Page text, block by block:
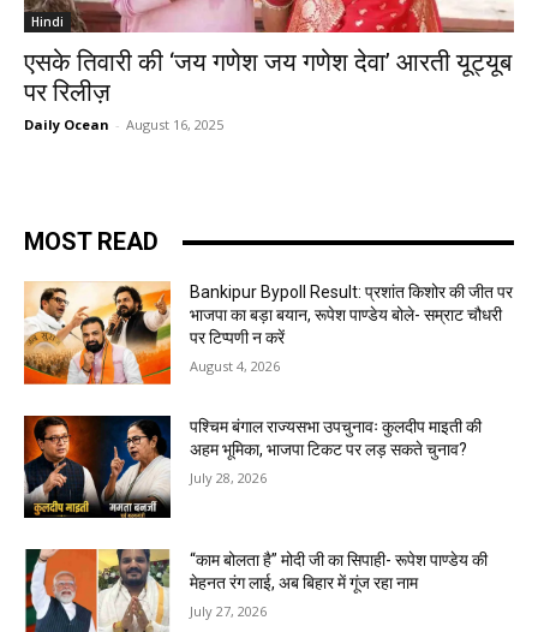
Hindi
एसके तिवारी की ‘जय गणेश जय गणेश देवा’ आरती यूट्यूब
पर रिलीज़
Daily Ocean - August 16, 2025
MOST READ
Bankipur Bypoll Result: प्रशांत किशोर की जीत पर
भाजपा का बड़ा बयान, रूपेश पाण्डेय बोले- सम्राट चौधरी
पर टिप्पणी न करें
August 4, 2026
पश्चिम बंगाल राज्यसभा उपचुनावः कुलदीप माइती की
अहम भूमिका, भाजपा टिकट पर लड़ सकते चुनाव?
July 28, 2026
“काम बोलता है” मोदी जी का सिपाही- रूपेश पाण्डेय की
मेहनत रंग लाई, अब बिहार में गूंज रहा नाम
July 27, 2026